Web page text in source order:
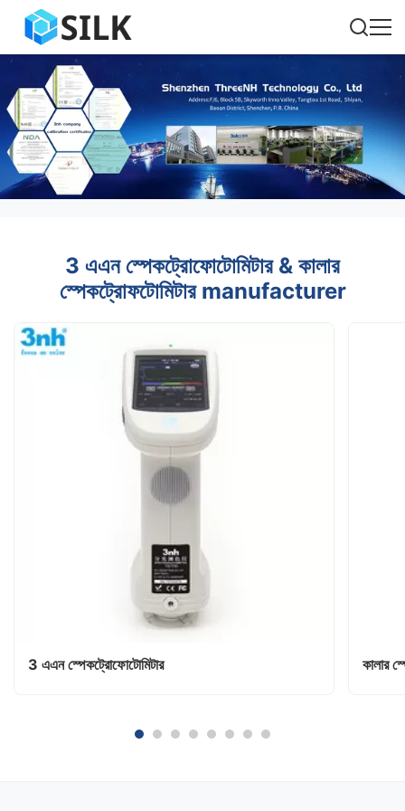
3 এএন স্পেকট্রোফোটোমিটার & কালার
স্পেকট্রোফটোমিটার manufacturer
3 এএন স্পেকট্রোফোটোমিটার কালার